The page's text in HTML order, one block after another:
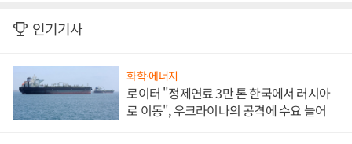
인기기사
화학·에너지
로이터 "정제연료 3만 톤 한국에서 러시아
로 이동", 우크라이나의 공격에 수요 늘어